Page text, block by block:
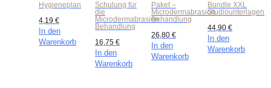
Hygieneplan
4,19 €
In den
Warenkorb
Schulung für
die
Microdermabrasion
Behandlung
16,75€
In den
Warenkorb
Paket –
Microdermabrasion
Behandlung
26,80€
In den
Warenkorb
Bundle XXL
Studiounterlagen
44,90€
In den
Warenkorb